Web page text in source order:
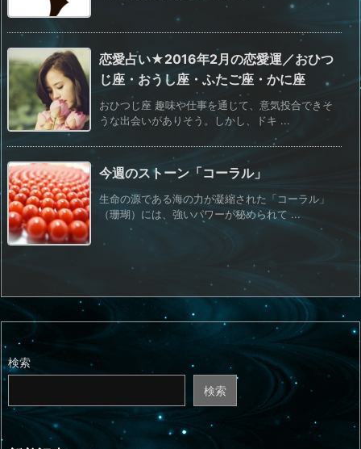
恋愛占い★2016年2月の恋愛運／おひつ
じ座・おうし座・ふたご座・かに座
おひつじ座 趣味や仕事を通じて、意気投合できそ
うな出会いがありそう。しかし、ドキ ...
今週のストーン「コーラル」
生命の源である海の力が凝縮された「コーラル」
（珊瑚）には、強いパワーが秘められて ...
検索
検索